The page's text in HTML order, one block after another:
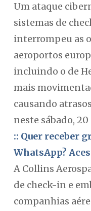
Um ataque
sistemas de
interrompeu as
aeroportos
incluindo o de
mais
causando
neste sábado,
:: Quer receber
WhatsApp?
A Collins
de check-in e
companhias